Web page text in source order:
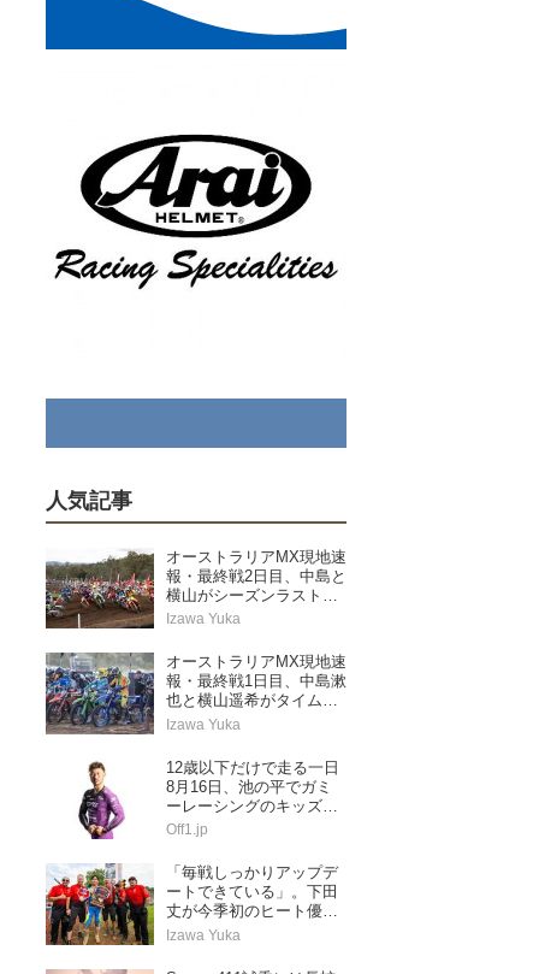
人気記事
オーストラリアMX現地速
報・最終戦2日目、中島と
横山がシーズンラストレ
ースを走り切る
Izawa Yuka
オーストラリアMX現地速
報・最終戦1日目、中島漱
也と横山遥希がタイムア
タック予選に挑む
Izawa Yuka
12歳以下だけで走る一日
8月16日、池の平でガミ
ーレーシングのキッズス
ペシャル
Off1.jp
「毎戦しっかりアップデ
ートできている」。下田
丈が今季初のヒート優勝
&ランキングトップに浮
第5戦レッドバッド
Izawa Yuka